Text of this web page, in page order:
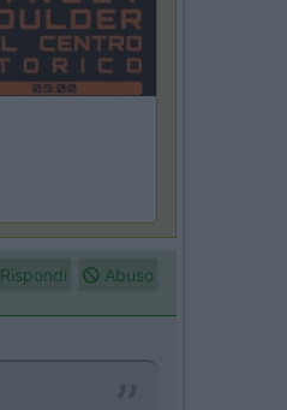
Rispondi Abuso